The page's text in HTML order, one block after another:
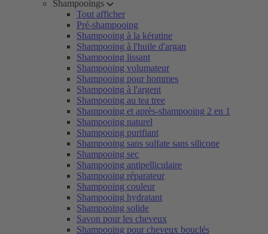
Shampooings
Tout afficher
Pré-shampooing
Shampooing à la kératine
Shampooing à l'huile d'argan
Shampooing lissant
Shampooing volumateur
Shampooing pour hommes
Shampooing à l'argent
Shampooing au tea tree
Shampooing et après-shampooing 2 en 1
Shampooing naturel
Shampooing purifiant
Shampooing sans sulfate sans silicone
Shampooing sec
Shampooing antipelliculaire
Shampooing réparateur
Shampooing couleur
Shampooing hydratant
Shampooing solide
Savon pour les cheveux
Shampooing pour cheveux bouclés